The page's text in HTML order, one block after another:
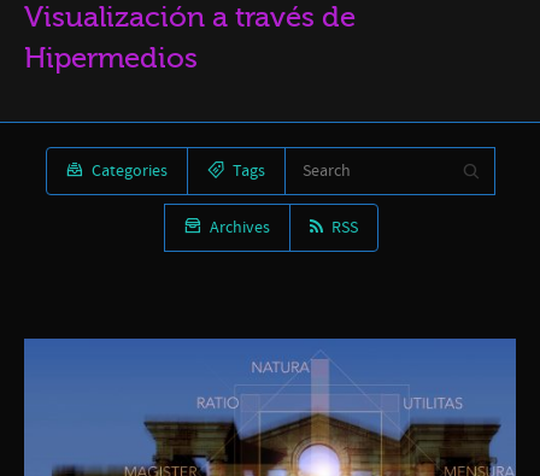
Visualización a través de
Hipermedios
Categories Tags
Archives RSS